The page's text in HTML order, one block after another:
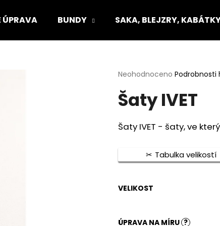
ÚPRAVA BUNDY SAKA, BLEJZRY,
Průměrné
produktu
je
z
5
Neohodnoceno Podrobnosti
Šaty IVET
Šaty IVET - šaty, ve
Tabulka velikostí
VELIKOST
ÚPRAVA NA MÍRU ?
HLEDAT